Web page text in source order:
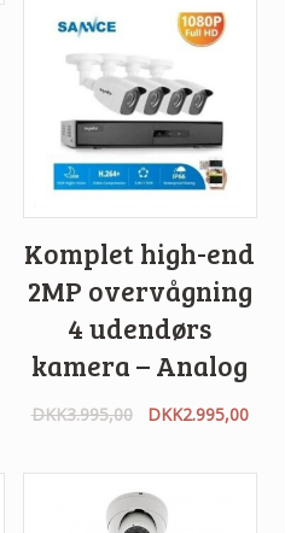
Komplet high-end
2MP overvågning
4 udendørs
kamera – Analog
DKK3.995,00 DKK2.995,00